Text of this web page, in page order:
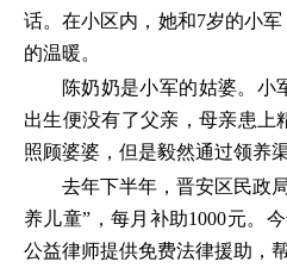
话。在小区内，她和7岁的小
的温暖。
陈奶奶是小军的姑婆。小
出生便没有了父亲，母亲患上
照顾婆婆，但是毅然通过领养
去年下半年，晋安区民政
养儿童”，每月补助1000元。
公益律师提供免费法律援助，